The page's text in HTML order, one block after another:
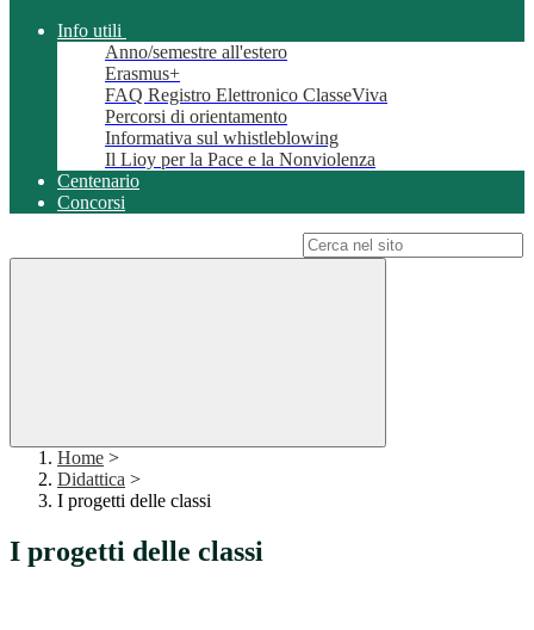
Info utili
Anno/semestre all'estero
Erasmus+
FAQ Registro Elettronico ClasseViva
Percorsi di orientamento
Informativa sul whistleblowing
Il Lioy per la Pace e la Nonviolenza
Centenario
Concorsi
Home >
Didattica >
I progetti delle classi
I progetti delle classi